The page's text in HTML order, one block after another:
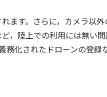
ます。さらに，カメラ以
陸上での利用には無い問
化されたドローンの登